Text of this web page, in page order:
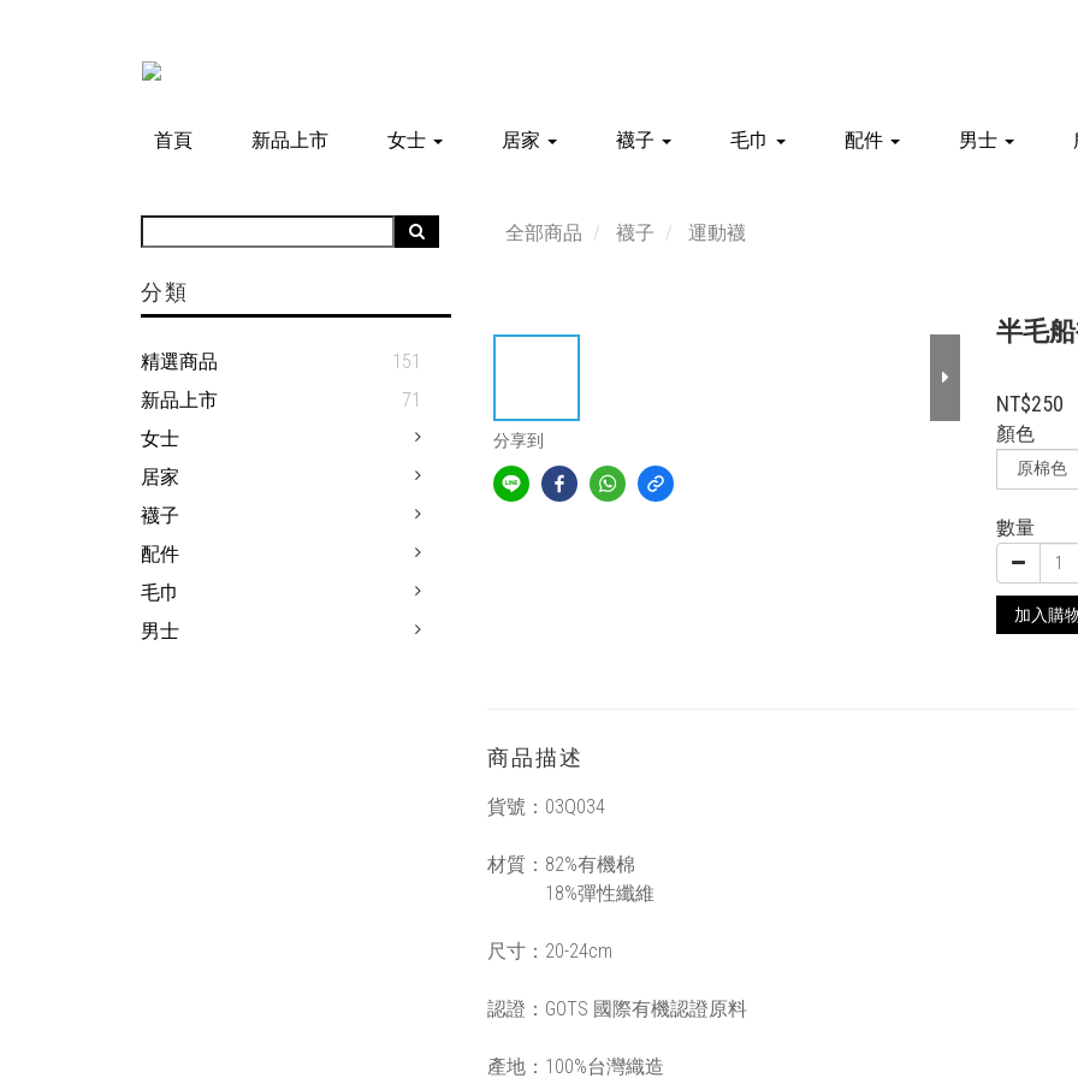
首頁 新品上市 女士 居家 襪子 毛巾 配件 男士
分類
精選商品
151
新品上市
71
女士
居家
襪子
配件
毛巾
男士
全部商品 襪子 運動襪
分享到
半毛
NT$250
顏色
數量
加入購
商品描述
貨號：03Q034
材質：82%有機棉
18%彈性纖維
尺寸：20-24cm
認證：GOTS 國際有機認證原料
產地：100%台灣織造